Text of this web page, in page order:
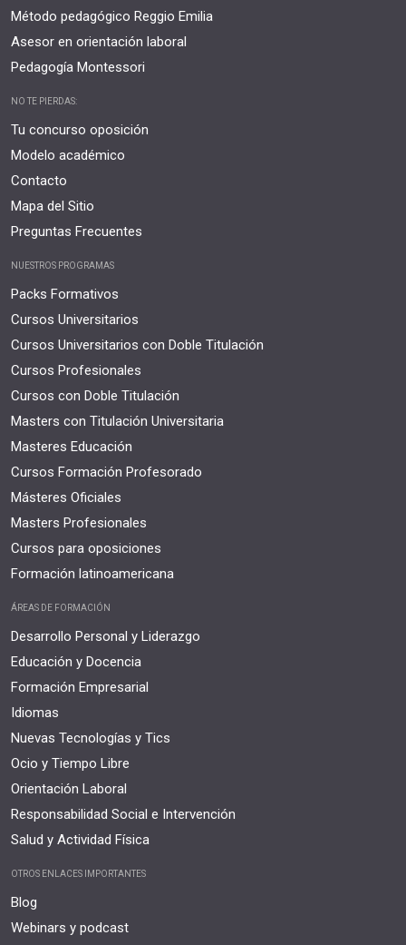
Método pedagógico Reggio Emilia
Asesor en orientación laboral
Pedagogía Montessori
NO TE PIERDAS:
Tu concurso oposición
Modelo académico
Contacto
Mapa del Sitio
Preguntas Frecuentes
NUESTROS PROGRAMAS
Packs Formativos
Cursos Universitarios
Cursos Universitarios con Doble Titulación
Cursos Profesionales
Cursos con Doble Titulación
Masters con Titulación Universitaria
Masteres Educación
Cursos Formación Profesorado
Másteres Oficiales
Masters Profesionales
Cursos para oposiciones
Formación latinoamericana
ÁREAS DE FORMACIÓN
Desarrollo Personal y Liderazgo
Educación y Docencia
Formación Empresarial
Idiomas
Nuevas Tecnologías y Tics
Ocio y Tiempo Libre
Orientación Laboral
Responsabilidad Social e Intervención
Salud y Actividad Física
OTROS ENLACES IMPORTANTES
Blog
Webinars y podcast